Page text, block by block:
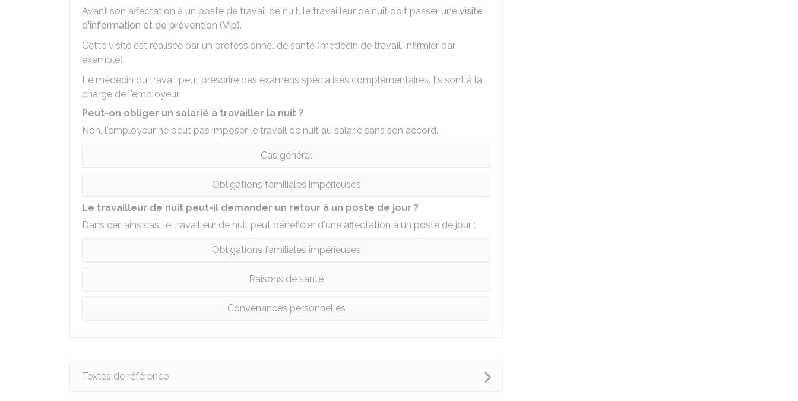
Avant son affectation à un poste de travail de nuit, le travailleur de nuit doit passer une visite
d'information et de prévention (Vip).
Cette visite est réalisée par un professionnel de santé (médecin de travail, infirmier par
exemple).
Le médecin du travail peut prescrire des examens spécialisés complémentaires. Ils sont à la
charge de l'employeur.
Peut-on obliger un salarié à travailler la nuit ?
Non, l'employeur ne peut pas imposer le travail de nuit au salarié sans son accord.
Cas général
Obligations familiales impérieuses
Le travailleur de nuit peut-il demander un retour à un poste de jour ?
Dans certains cas, le travailleur de nuit peut bénéficier d'une affectation à un poste de jour :
Obligations familiales impérieuses
Raisons de santé
Convenances personnelles
Textes de référence